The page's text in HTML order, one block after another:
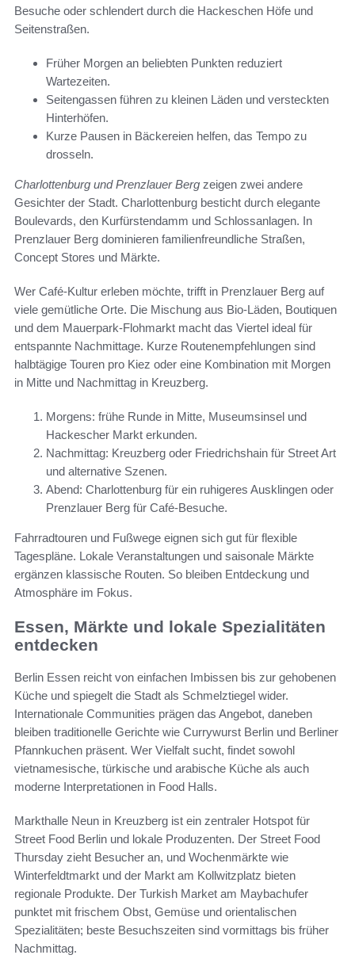
Besuche oder schlendert durch die Hackeschen Höfe und
Seitenstraßen.
Früher Morgen an beliebten Punkten reduziert
Wartezeiten.
Seitengassen führen zu kleinen Läden und versteckten
Hinterhöfen.
Kurze Pausen in Bäckereien helfen, das Tempo zu
drosseln.
Charlottenburg und Prenzlauer Berg zeigen zwei andere
Gesichter der Stadt. Charlottenburg besticht durch elegante
Boulevards, den Kurfürstendamm und Schlossanlagen. In
Prenzlauer Berg dominieren familienfreundliche Straßen,
Concept Stores und Märkte.
Wer Café-Kultur erleben möchte, trifft in Prenzlauer Berg auf
viele gemütliche Orte. Die Mischung aus Bio-Läden, Boutiquen
und dem Mauerpark-Flohmarkt macht das Viertel ideal für
entspannte Nachmittage. Kurze Routenempfehlungen sind
halbtägige Touren pro Kiez oder eine Kombination mit Morgen
in Mitte und Nachmittag in Kreuzberg.
Morgens: frühe Runde in Mitte, Museumsinsel und
Hackescher Markt erkunden.
Nachmittag: Kreuzberg oder Friedrichshain für Street Art
und alternative Szenen.
Abend: Charlottenburg für ein ruhigeres Ausklingen oder
Prenzlauer Berg für Café-Besuche.
Fahrradtouren und Fußwege eignen sich gut für flexible
Tagespläne. Lokale Veranstaltungen und saisonale Märkte
ergänzen klassische Routen. So bleiben Entdeckung und
Atmosphäre im Fokus.
Essen, Märkte und lokale Spezialitäten
entdecken
Berlin Essen reicht von einfachen Imbissen bis zur gehobenen
Küche und spiegelt die Stadt als Schmelztiegel wider.
Internationale Communities prägen das Angebot, daneben
bleiben traditionelle Gerichte wie Currywurst Berlin und Berliner
Pfannkuchen präsent. Wer Vielfalt sucht, findet sowohl
vietnamesische, türkische und arabische Küche als auch
moderne Interpretationen in Food Halls.
Markthalle Neun in Kreuzberg ist ein zentraler Hotspot für
Street Food Berlin und lokale Produzenten. Der Street Food
Thursday zieht Besucher an, und Wochenmärkte wie
Winterfeldtmarkt und der Markt am Kollwitzplatz bieten
regionale Produkte. Der Turkish Market am Maybachufer
punktet mit frischem Obst, Gemüse und orientalischen
Spezialitäten; beste Besuchszeiten sind vormittags bis früher
Nachmittag.